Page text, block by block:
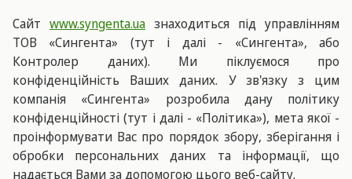
Сайт www.syngenta.ua знаходиться під управлінням
ТОВ «Сингента» (тут і далі - «Сингента», або
Контролер даних). Ми піклуємося про
конфіденційність Ваших даних. У зв'язку з цим
компанія «Сингента» розробила дану політику
конфіденційності (тут і далі - «Політика»), мета якої -
проінформувати Вас про порядок збору, зберігання і
обробки персональних даних та інформації, що
надається Вами за допомогою цього веб-сайту.